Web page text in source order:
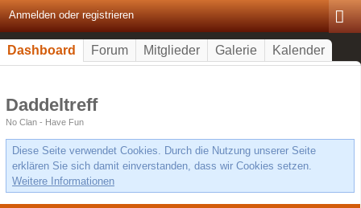
Anmelden oder registrieren
Dashboard Forum Mitglieder Galerie Kalender
Daddeltreff
No Clan - Have Fun
Diese Seite verwendet Cookies. Durch die Nutzung unserer Seite
erklären Sie sich damit einverstanden, dass wir Cookies setzen.
Weitere Informationen